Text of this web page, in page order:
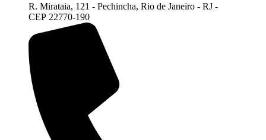
R. Mirataia, 121 - Pechincha, Rio de Janeiro - RJ -
CEP 22770-190